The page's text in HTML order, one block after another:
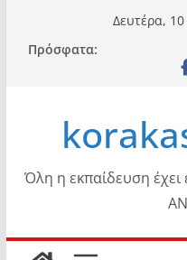
περιεχόμενο
Δευτέρα,
Πρόσφατα:
Όλη η εκπαίδευση